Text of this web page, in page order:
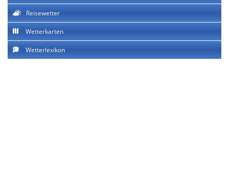
Reisewetter
Wetterkarten
Wetterlexikon